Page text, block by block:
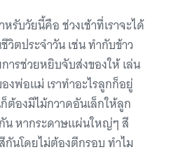
รับวัยนี้คือ ช่วงเช้าที่เราจะได้
วิตประจำวัน เช่น ทำกับข้าว
ารช่วยหยิบจับส่งของให้ เล่น
งพ่อแม่ เราทำอะไรลูกก็อยู่
ต้องมีไม้กวาดอันเล็กให้ลูก
น หากระดาษแผ่นใหญ่ๆ สี
กันโดยไม่ต้องตีกรอบ ทำไม